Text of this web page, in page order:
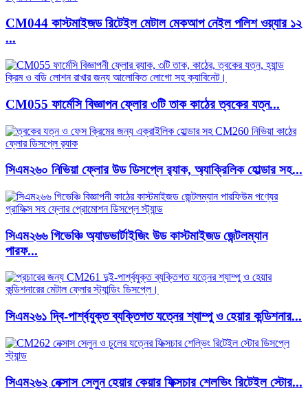
CM044 কাস্টমাইজড রিটেইল মেটাল মেকআপ নেইল পলিশ ওয়্যার ১২
...
CM055 ফার্মেসি বিজ্ঞাপন ফ্লোর ৩টি তাক কাঠের ত্বকের যত্ন...
সিএম২৬০ নিভিয়া ফ্লোর উড ডিসপ্লে র‍্যাক, অ্যাক্রিলিক হোল্ডার সহ...
সিএম২৬৬ গিভেঞ্চি অ্যাডভার্টাইজিং উড কাস্টমাইজড জেন্টলম্যান
পারফ...
সিএম২৬১ দ্বি-পার্শ্বযুক্ত ব্যক্তিগত যত্নের শ্যাম্পু ও হেয়ার কন্ডিশনার...
সিএম২৬২ নেক্সাস সেলুন হেয়ার কেয়ার ফিক্সচার শেলভিং রিটেইল স্টোর...